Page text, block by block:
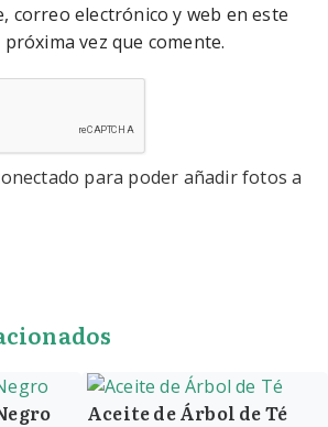
correo electrónico y web en este
vez que comente.
para poder añadir fotos a
Aceite de Árbol de Té